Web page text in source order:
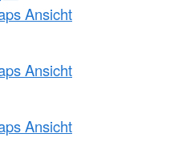
Ansicht
Ansicht
Ansicht